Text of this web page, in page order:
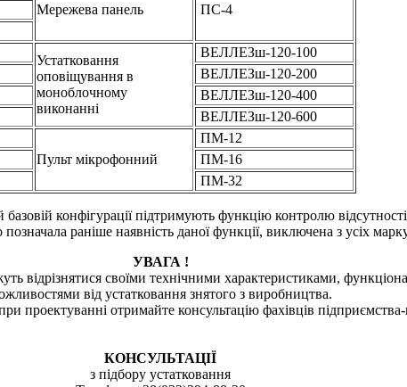
Мережева панель
ПС-4
Устатковання
оповіщування в
моноблочному
виконанні
ВЕЛЛЕЗш-120-100
ВЕЛЛЕЗш-120-200
ВЕЛЛЕЗш-120-400
ВЕЛЛЕЗш-120-600
Пульт мікрофонний
ПМ-12
ПМ-16
ПМ-32
базовій конфігурації підтримують функцію контролю
раніше наявність даної функції, виключена з усіх
УВАГА !
відрізнятися своїми технічними характеристиками,
від устатковання знятого з виробництва.
проектуванні отримайте консультацію фахівців
КОНСУЛЬТАЦІЇ
з підбору устатковання